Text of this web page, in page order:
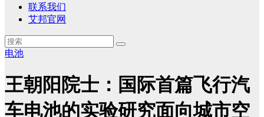
联系我们
艾邦官网
电池
王朝阳院士：国际首篇飞行汽
车电池的实验研究面向城市空